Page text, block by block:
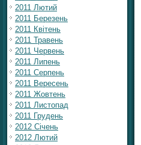
2011 Лютий
2011 Березень
2011 Квітень
2011 Травень
2011 Червень
2011 Липень
2011 Серпень
2011 Вересень
2011 Жовтень
2011 Листопад
2011 Грудень
2012 Січень
2012 Лютий